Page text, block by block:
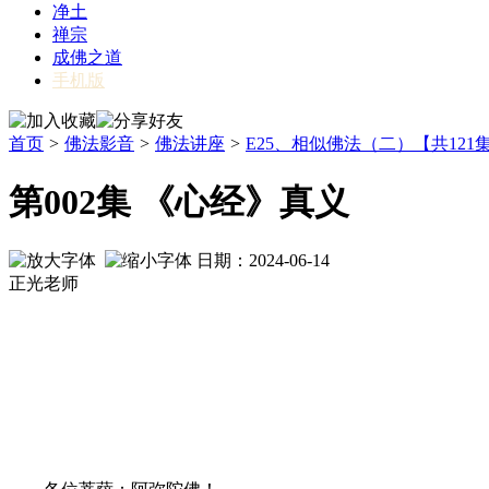
净土
禅宗
成佛之道
手机版
首页 > 佛法影音 > 佛法讲座 > E25、相似佛法（二）【共121
第002集 《心经》真义
日期：2024-06-14
正光老师